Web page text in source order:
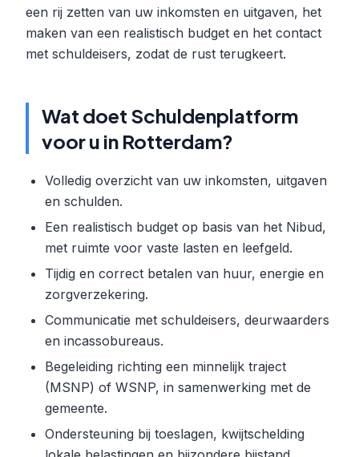
een rij zetten van uw inkomsten en uitgaven, het
maken van een realistisch budget en het contact
met schuldeisers, zodat de rust terugkeert.
Wat doet Schuldenplatform
voor u in Rotterdam?
Volledig overzicht van uw inkomsten, uitgaven
en schulden.
Een realistisch budget op basis van het Nibud,
met ruimte voor vaste lasten en leefgeld.
Tijdig en correct betalen van huur, energie en
zorgverzekering.
Communicatie met schuldeisers, deurwaarders
en incassobureaus.
Begeleiding richting een minnelijk traject
(MSNP) of WSNP, in samenwerking met de
gemeente.
Ondersteuning bij toeslagen, kwijtschelding